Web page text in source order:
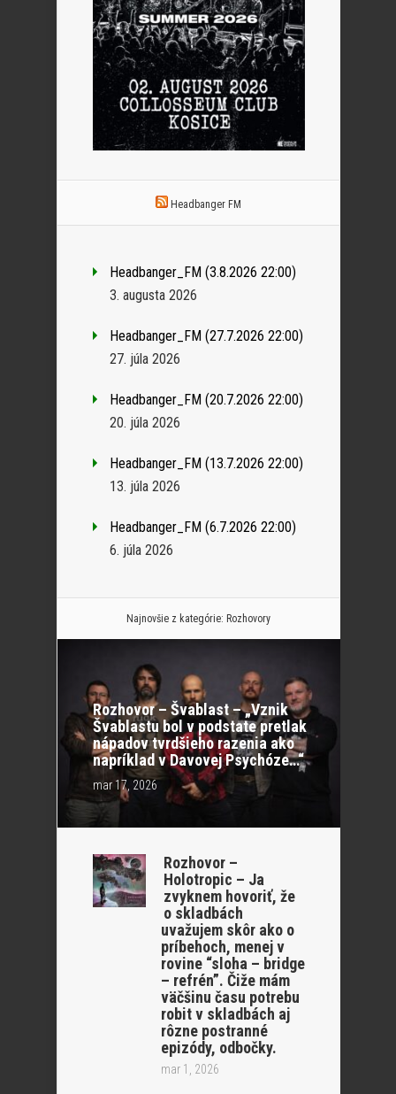
Headbanger FM
Headbanger_FM (3.8.2026 22:00)
3. augusta 2026
Headbanger_FM (27.7.2026 22:00)
27. júla 2026
Headbanger_FM (20.7.2026 22:00)
20. júla 2026
Headbanger_FM (13.7.2026 22:00)
13. júla 2026
Headbanger_FM (6.7.2026 22:00)
6. júla 2026
Najnovšie z kategórie: Rozhovory
Rozhovor – Švablast – „Vznik
Švablastu bol v podstate pretlak
nápadov tvrdšieho razenia ako
napríklad v Davovej Psychóze…“
mar 17, 2026
Rozhovor –
Holotropic – Ja
zvyknem hovoriť, že
o skladbách
uvažujem skôr ako o
príbehoch, menej v
rovine “sloha – bridge
– refrén”. Čiže mám
väčšinu času potrebu
robit v skladbách aj
rôzne postranné
epizódy, odbočky.
mar 1, 2026